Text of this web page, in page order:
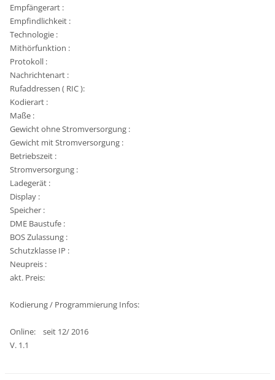
Empfängerart :
Empfindlichkeit :
Technologie :
Mithörfunktion :
Protokoll :
Nachrichtenart :
Rufaddressen ( RIC ):
Kodierart :
Maße :
Gewicht ohne Stromversorgung :
Gewicht mit Stromversorgung :
Betriebszeit :
Stromversorgung :
Ladegerät :
Display :
Speicher :
DME Baustufe :
BOS Zulassung :
Schutzklasse IP :
Neupreis :
akt. Preis:
Kodierung / Programmierung Infos:
Online: seit 12/ 2016
V. 1.1